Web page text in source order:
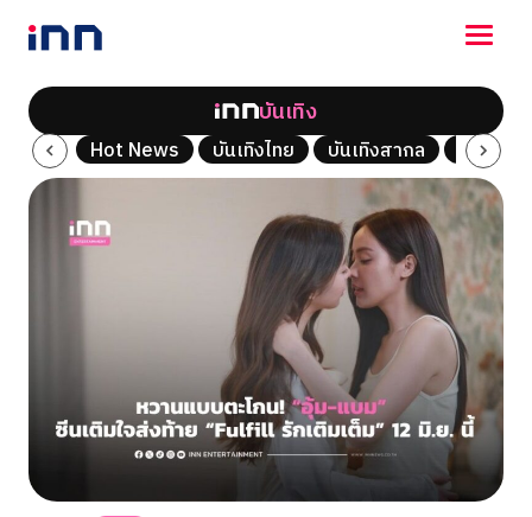
NEWS
ENTERTAINMENT
LIFESTYLE
HOROSCOPE
LOTTERY
บันเทิง
ซีรี่ส์ Hot News บันเทิงไทย บันเทิงสากล เพลง